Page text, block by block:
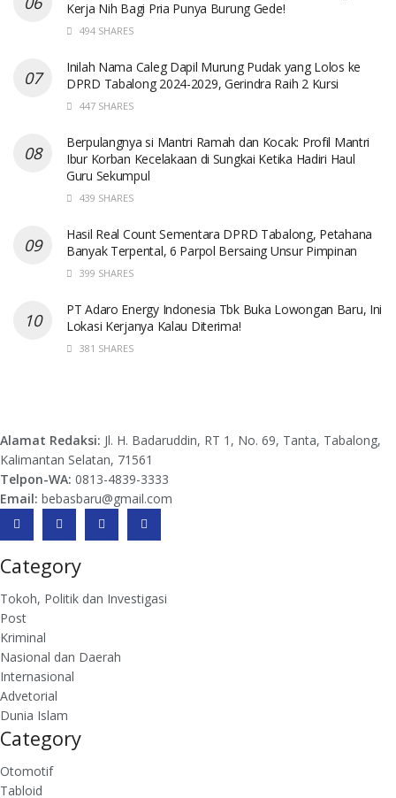
Kerja Nih Bagi Pria Punya Burung Gede!
494 SHARES
Inilah Nama Caleg Dapil Murung Pudak yang Lolos ke
DPRD Tabalong 2024-2029, Gerindra Raih 2 Kursi
447 SHARES
Berpulangnya si Mantri Ramah dan Kocak: Profil Mantri
Ibur Korban Kecelakaan di Sungkai Ketika Hadiri Haul
Guru Sekumpul
439 SHARES
Hasil Real Count Sementara DPRD Tabalong, Petahana
Banyak Terpental, 6 Parpol Bersaing Unsur Pimpinan
399 SHARES
PT Adaro Energy Indonesia Tbk Buka Lowongan Baru, Ini
Lokasi Kerjanya Kalau Diterima!
381 SHARES
Alamat Redaksi: Jl. H. Badaruddin, RT 1, No. 69, Tanta, Tabalong,
Kalimantan Selatan, 71561
Telpon-WA: 0813-4839-3333
Email: bebasbaru@gmail.com
Category
Tokoh, Politik dan Investigasi
Post
Kriminal
Nasional dan Daerah
Internasional
Advetorial
Dunia Islam
Category
Otomotif
Tabloid